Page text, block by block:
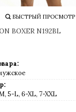
БЫСТРЫЙ ПРОСМОТР
BOXER N192BL
5-L, 6-XL, 7-XXL